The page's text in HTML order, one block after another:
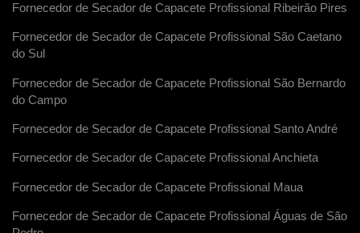
Fornecedor de Secador de Capacete Profissional Ribeirão Pires
Fornecedor de Secador de Capacete Profissional São Caetano
do Sul
Fornecedor de Secador de Capacete Profissional São Bernardo
do Campo
Fornecedor de Secador de Capacete Profissional Santo André
Fornecedor de Secador de Capacete Profissional Anchieta
Fornecedor de Secador de Capacete Profissional Maua
Fornecedor de Secador de Capacete Profissional Águas de São